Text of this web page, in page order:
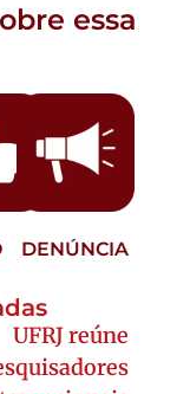
essa
DENÚNCIA
UFRJ reúne